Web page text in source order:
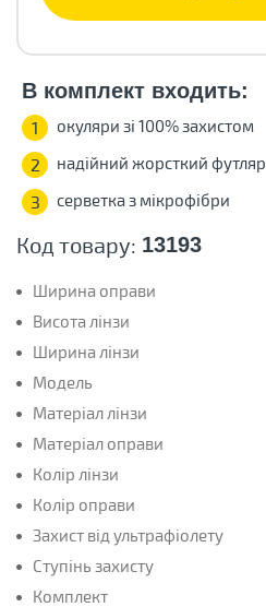
Код товару: 13193
Ширина оправи
Висота лінзи
Ширина лінзи
Модель
Матеріал лінзи
Матеріал оправи
Колір лінзи
Колір оправи
Захист від ультрафіолету
Ступінь захисту
Комплект
В комплект входить:
1 окуляри зі 100% захистом
2 надійний жорсткий футляр
3 серветка з мікрофібри